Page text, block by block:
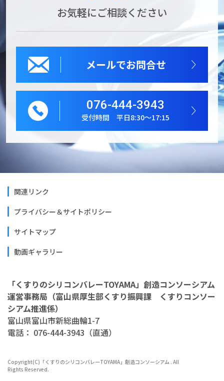
お気軽にご相談ください
メールでお問合せ
076-444-3943
受付時間 平日8:30～17:15
関連リンク
プライバシー＆サイトポリシー
サイトマップ
動画ギャラリー
「くすりのシリコンバレーTOYAMA」創造コンソーシアム
運営事務局（富山県厚生部くすり振興課 くすりコンソー
シアム推進係）
富山県富山市新総曲輪1-7
電話： 076-444-3943（直通）
Copyright(C)「くすりのシリコンバレーTOYAMA」創造コンソーシアム . All
Rights Reserved.